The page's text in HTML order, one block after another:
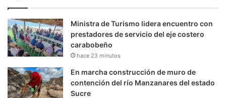
Ministra de Turismo lidera encuentro con
prestadores de servicio del eje costero
carabobeño
hace 23 minutos
En marcha construcción de muro de
contención del río Manzanares del estado
Sucre